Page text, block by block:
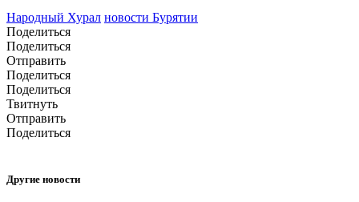
Народный Хурал новости Бурятии
Поделиться
Поделиться
Отправить
Поделиться
Поделиться
Твитнуть
Отправить
Поделиться
Другие новости